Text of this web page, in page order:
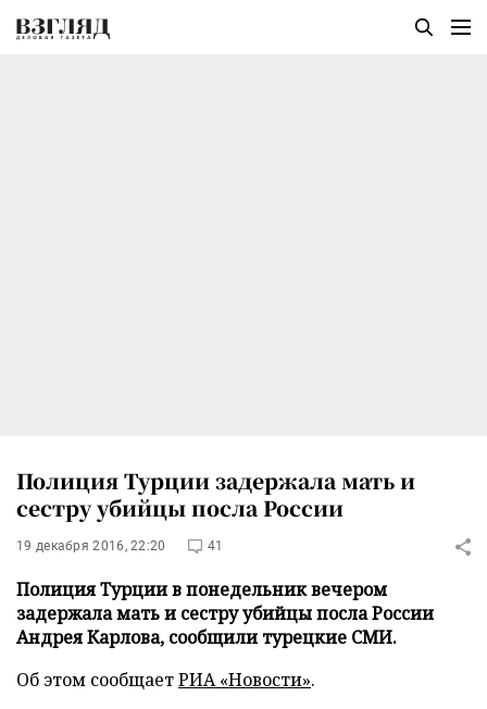
Полиция Турции задержала мать и
сестру убийцы посла России
19 декабря 2016, 22:20 41
Полиция Турции в понедельник вечером
задержала мать и сестру убийцы посла России
Андрея Карлова, сообщили турецкие СМИ.
Об этом сообщаетРИА «Новости».